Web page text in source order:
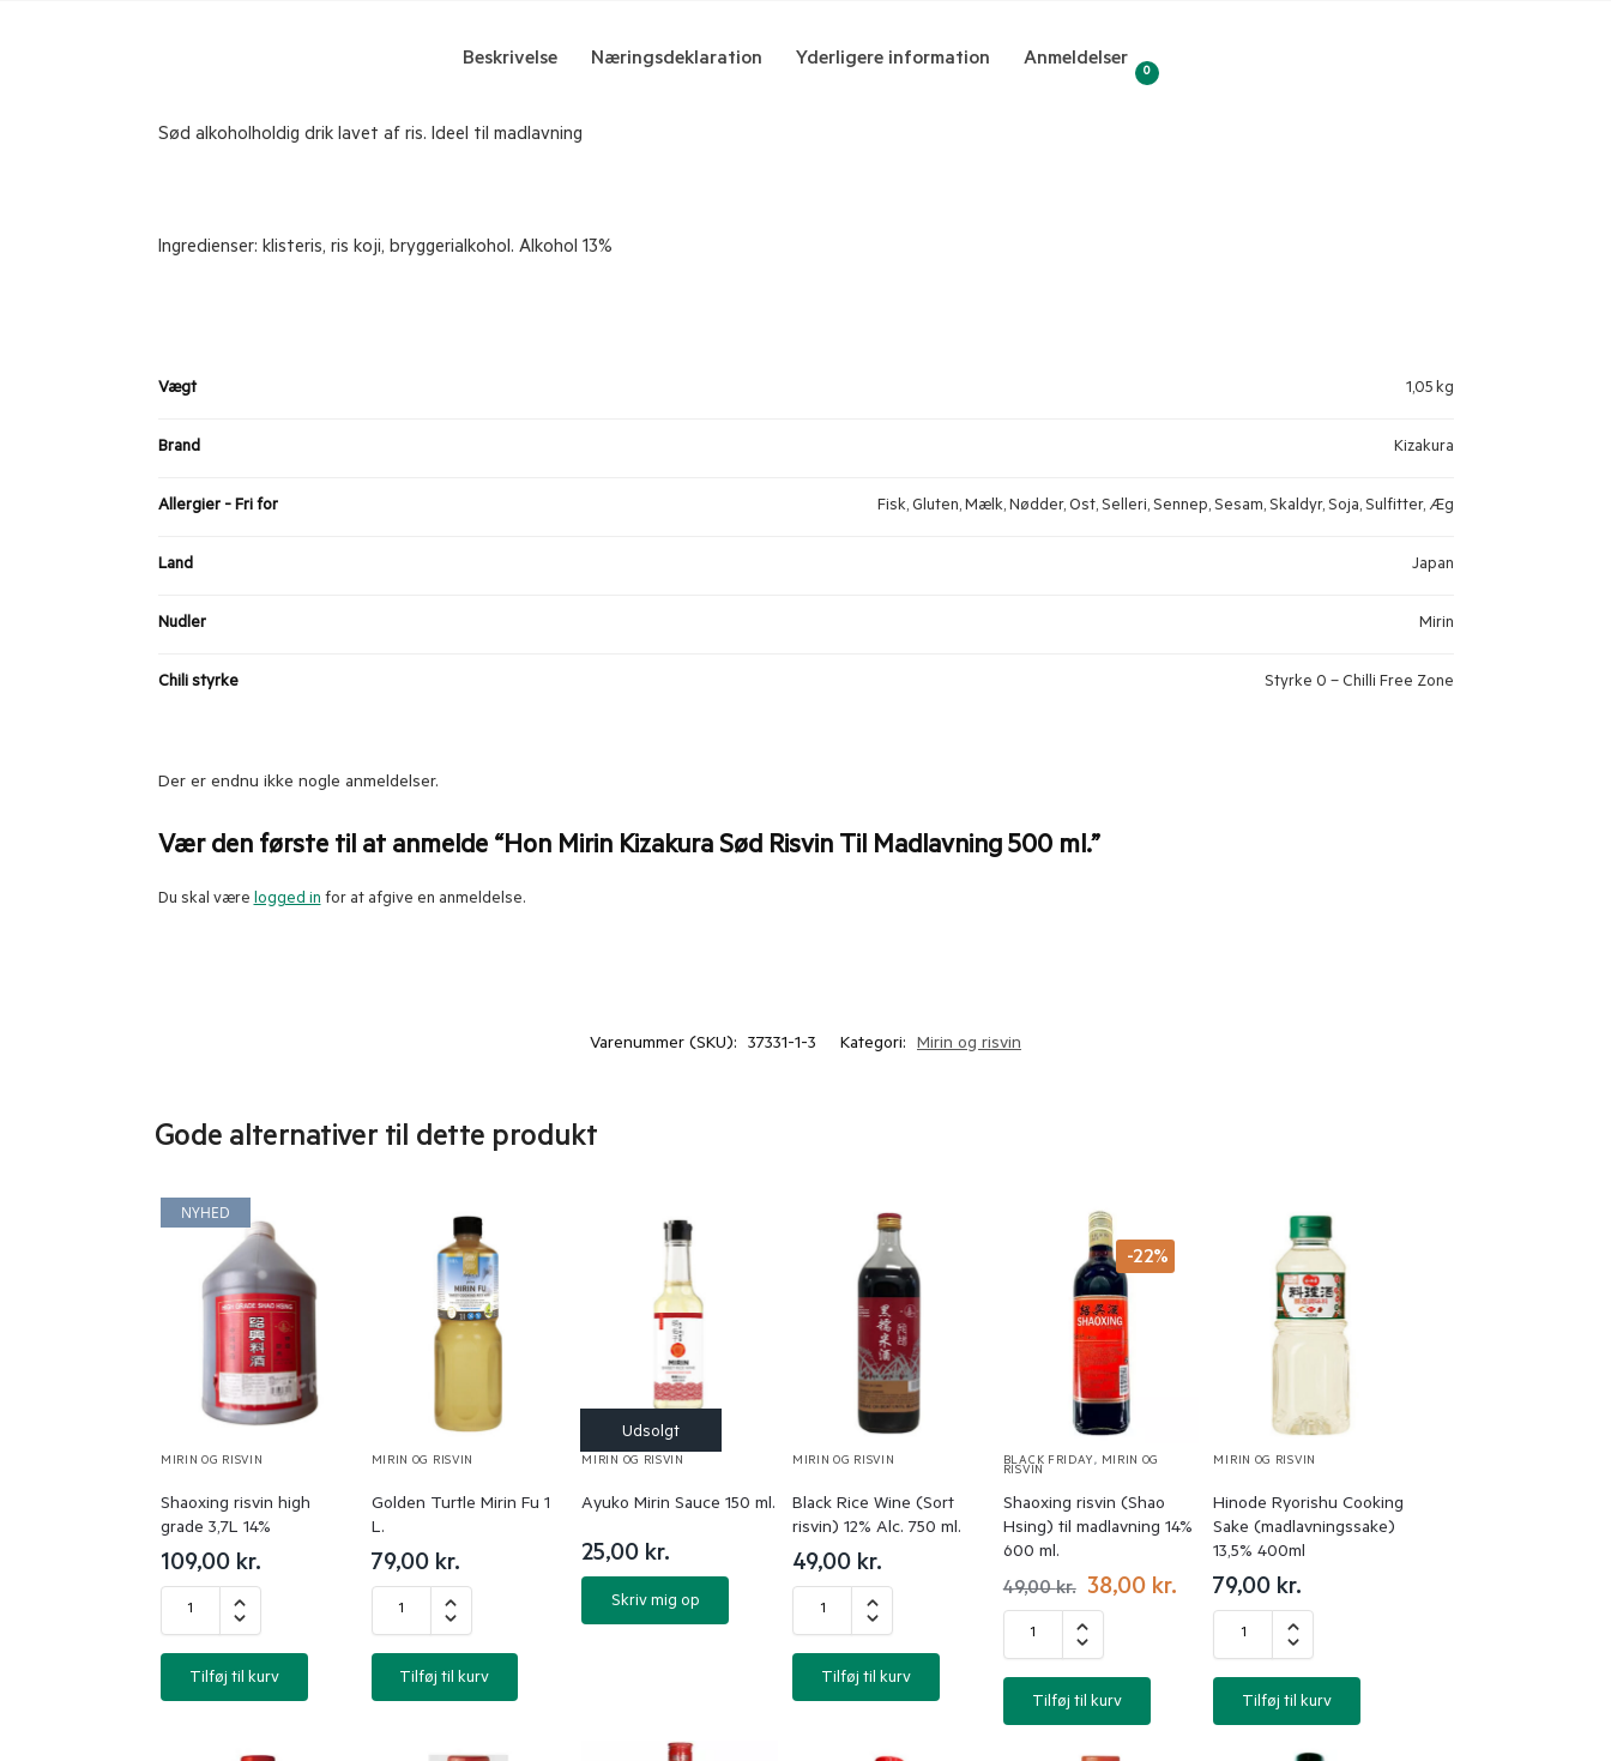
Beskrivelse Næringsdeklaration Yderligere information Anmeldelser
0
Sød alkoholholdig drik lavet af ris. Ideel til madlavning
Ingredienser: klisteris, ris koji, bryggerialkohol. Alkohol 13%
Vægt 1,05 kg
Brand Kizakura
Allergier - Fri for Fisk, Gluten, Mælk, Nødder, Ost, Selleri, Sennep, Sesam, Skaldyr, Soja, Sulfitter, Æg
Land Japan
Nudler Mirin
Chili styrke Styrke 0 – Chilli Free Zone
Der er endnu ikke nogle anmeldelser.
Vær den første til at anmelde “Hon Mirin Kizakura Sød Risvin Til Madlavning 500 ml.”
Du skal være logged in for at afgive en anmeldelse.
Varenummer (SKU): 37331-1-3 Kategori: Mirin og risvin
Gode alternativer til dette produkt
NYHED
MIRIN OG RISVIN
Shaoxing risvin high
grade 3,7L 14%
109,00 kr.
Tilføj til kurv
MIRIN OG RISVIN
Golden Turtle Mirin Fu 1
L.
79,00 kr.
Tilføj til kurv
MIRIN OG RISVIN
Ayuko Mirin Sauce 150 ml.
25,00 kr.
Skriv mig op
MIRIN OG RISVIN
Black Rice Wine (Sort
risvin) 12% Alc. 750 ml.
49,00 kr.
Tilføj til kurv
-22%
BLACK FRIDAY, MIRIN OG
RISVIN
Shaoxing risvin (Shao
Hsing) til madlavning 14%
600 ml.
49,00kr. 38,00 kr.
Tilføj til kurv
MIRIN OG RISVIN
Hinode Ryorishu Cooking
Sake (madlavningssake)
13,5% 400ml
79,00 kr.
Tilføj til kurv